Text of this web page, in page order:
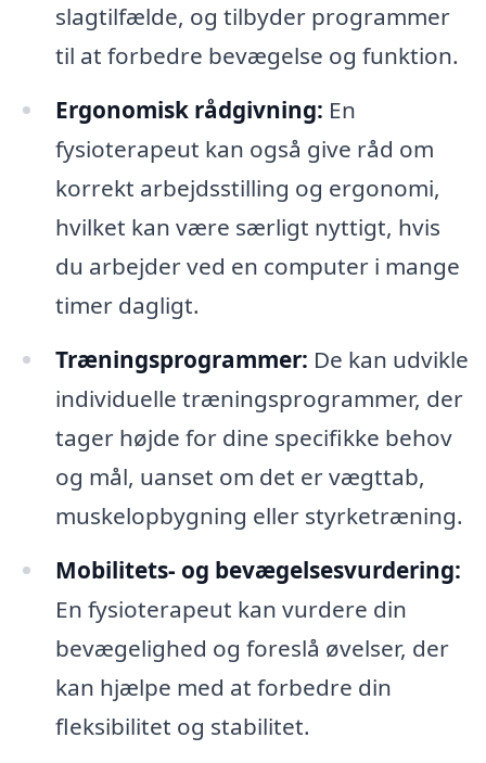
slagtilfælde, og tilbyder programmer
til at forbedre bevægelse og funktion.
Ergonomisk rådgivning: En
fysioterapeut kan også give råd om
korrekt arbejdsstilling og ergonomi,
hvilket kan være særligt nyttigt, hvis
du arbejder ved en computer i mange
timer dagligt.
Træningsprogrammer: De kan udvikle
individuelle træningsprogrammer, der
tager højde for dine specifikke behov
og mål, uanset om det er vægttab,
muskelopbygning eller styrketræning.
Mobilitets- og bevægelsesvurdering:
En fysioterapeut kan vurdere din
bevægelighed og foreslå øvelser, der
kan hjælpe med at forbedre din
fleksibilitet og stabilitet.